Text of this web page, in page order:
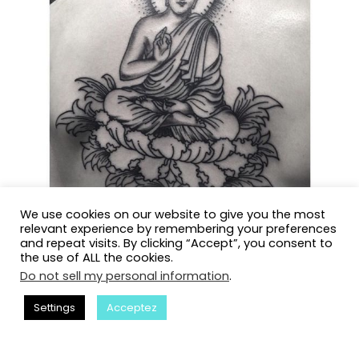
L’idée semble très délicate, mais profondément en valeur.
Un Bouddha enseignant avec une main qui représente un
«Î» avec ses doigts est un symbole traditionnel de la
sagesse et de l’accomplissement du destin personnel. Un
We use cookies on our website to give you the most
relevant experience by remembering your preferences
and repeat visits. By clicking “Accept”, you consent to
the use of ALL the cookies.
Do not sell my personal information.
Settings Acceptez